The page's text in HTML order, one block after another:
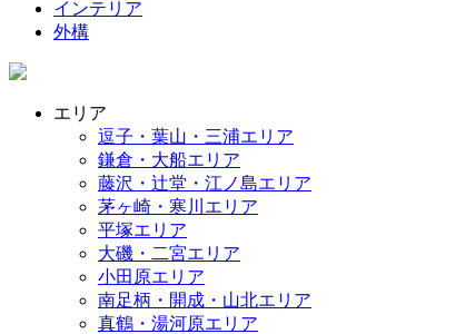
インテリア
外構
エリア
逗子・葉山・三浦エリア
鎌倉・大船エリア
藤沢・辻堂・江ノ島エリア
茅ヶ崎・寒川エリア
平塚エリア
大磯・二宮エリア
小田原エリア
南足柄・開成・山北エリア
真鶴・湯河原エリア